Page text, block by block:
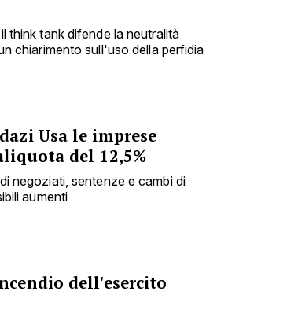
think tank difende la neutralità
chiarimento sull'uso della perfidia
Usa le imprese
del 12,5%
negoziati, sentenze e cambi di
aumenti
dell'esercito